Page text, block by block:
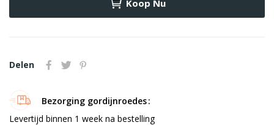
Koop Nu
Delen
Bezorging gordijnroedes
Levertijd binnen 1 week na bestelling